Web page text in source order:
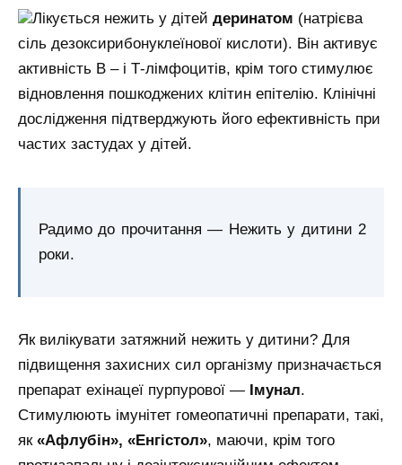
Лікується нежить у дітей деринатом (натрієва
сіль дезоксирибонуклеїнової кислоти). Він активує
активність В – і Т-лімфоцитів, крім того стимулює
відновлення пошкоджених клітин епітелію. Клінічні
дослідження підтверджують його ефективність при
частих застудах у дітей.
Радимо до прочитання — Нежить у дитини 2
роки.
Як вилікувати затяжний нежить у дитини? Для
підвищення захисних сил організму призначається
препарат ехінацеї пурпурової — Імунал.
Стимулюють імунітет гомеопатичні препарати, такі,
як «Афлубін», «Енгістол», маючи, крім того